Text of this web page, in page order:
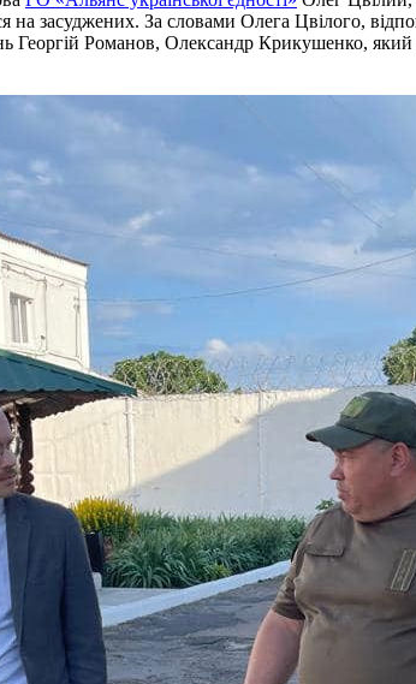
засуджених. За словами Олега Цвілого,
Георгій Романов, Олександр Крикушенко,